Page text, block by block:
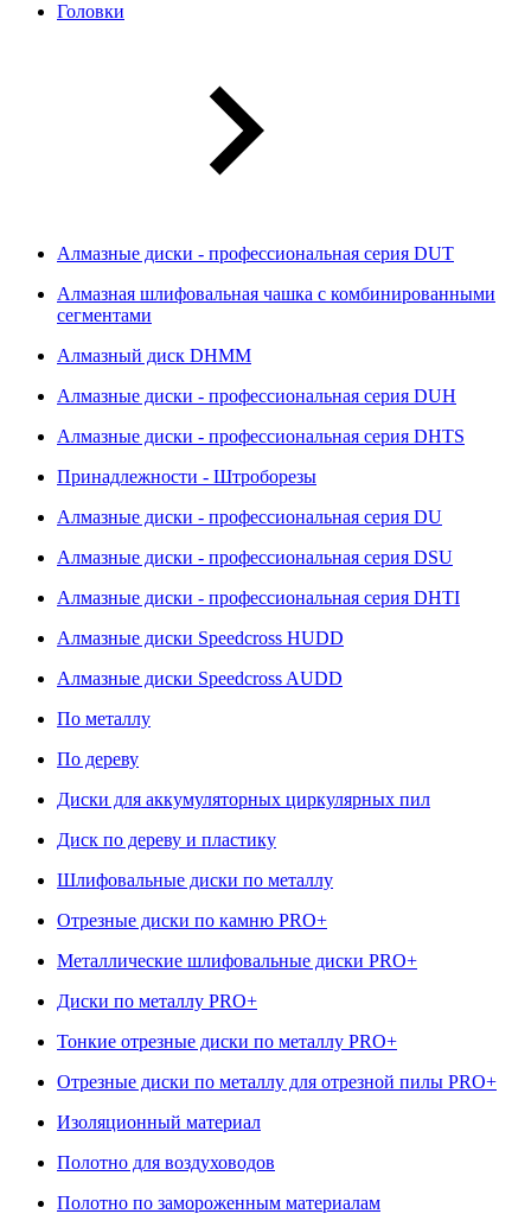
Головки
Алмазные диски - профессиональная серия DUT
Алмазная шлифовальная чашка с комбинированными
сегментами
Алмазный диск DHMM
Алмазные диски - профессиональная серия DUH
Алмазные диски - профессиональная серия DHTS
Принадлежности - Штроборезы
Алмазные диски - профессиональная серия DU
Алмазные диски - профессиональная серия DSU
Алмазные диски - профессиональная серия DHTI
Алмазные диски Speedcross HUDD
Алмазные диски Speedcross AUDD
По металлу
По дереву
Диски для аккумуляторных циркулярных пил
Диск по дереву и пластику
Шлифовальные диски по металлу
Отрезные диски по камню PRO+
Металлические шлифовальные диски PRO+
Диски по металлу PRO+
Тонкие отрезные диски по металлу PRO+
Отрезные диски по металлу для отрезной пилы PRO+
Изоляционный материал
Полотно для воздуховодов
Полотно по замороженным материалам